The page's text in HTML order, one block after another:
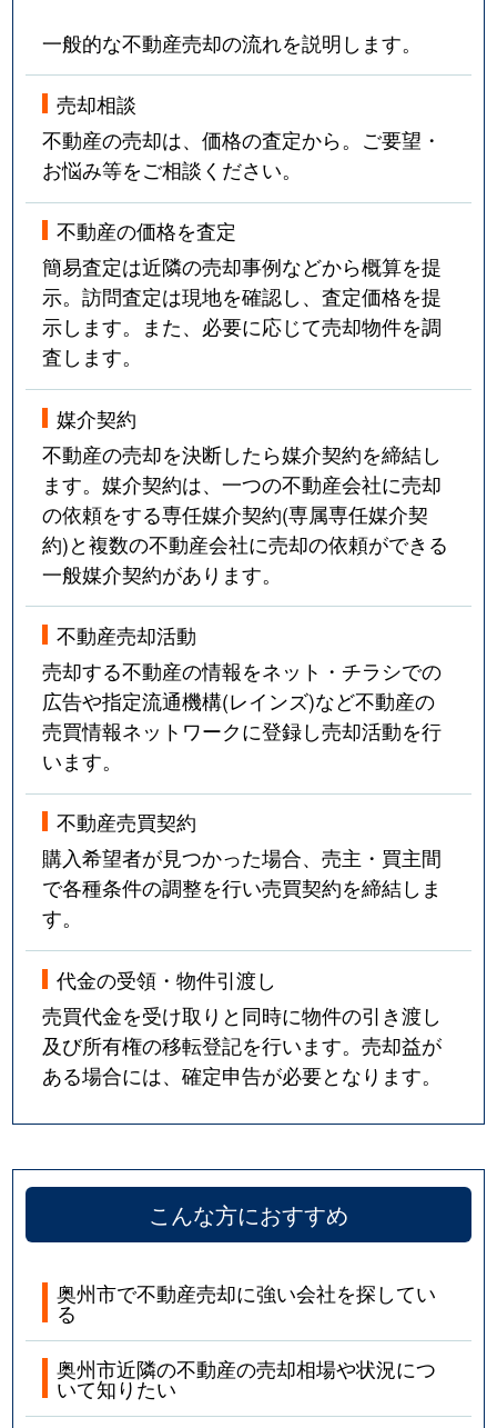
一般的な不動産売却の流れを説明します。
売却相談
不動産の売却は、価格の査定から。ご要望・
お悩み等をご相談ください。
不動産の価格を査定
簡易査定は近隣の売却事例などから概算を提
示。訪問査定は現地を確認し、査定価格を提
示します。また、必要に応じて売却物件を調
査します。
媒介契約
不動産の売却を決断したら媒介契約を締結し
ます。媒介契約は、一つの不動産会社に売却
の依頼をする専任媒介契約(専属専任媒介契
約)と複数の不動産会社に売却の依頼ができる
一般媒介契約があります。
不動産売却活動
売却する不動産の情報をネット・チラシでの
広告や指定流通機構(レインズ)など不動産の
売買情報ネットワークに登録し売却活動を行
います。
不動産売買契約
購入希望者が見つかった場合、売主・買主間
で各種条件の調整を行い売買契約を締結しま
す。
代金の受領・物件引渡し
売買代金を受け取りと同時に物件の引き渡し
及び所有権の移転登記を行います。売却益が
ある場合には、確定申告が必要となります。
こんな方におすすめ
奥州市で不動産売却に強い会社を探してい
る
奥州市近隣の不動産の売却相場や状況につ
いて知りたい